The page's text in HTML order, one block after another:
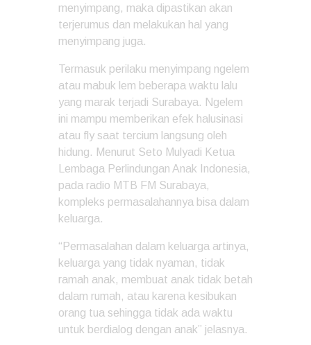
menyimpang, maka dipastikan akan
terjerumus dan melakukan hal yang
menyimpang juga.
Termasuk perilaku menyimpang ngelem
atau mabuk lem beberapa waktu lalu
yang marak terjadi Surabaya. Ngelem
ini mampu memberikan efek halusinasi
atau fly saat tercium langsung oleh
hidung. Menurut Seto Mulyadi Ketua
Lembaga Perlindungan Anak Indonesia,
pada radio MTB FM Surabaya,
kompleks permasalahannya bisa dalam
keluarga.
“Permasalahan dalam keluarga artinya,
keluarga yang tidak nyaman, tidak
ramah anak, membuat anak tidak betah
dalam rumah, atau karena kesibukan
orang tua sehingga tidak ada waktu
untuk berdialog dengan anak” jelasnya.